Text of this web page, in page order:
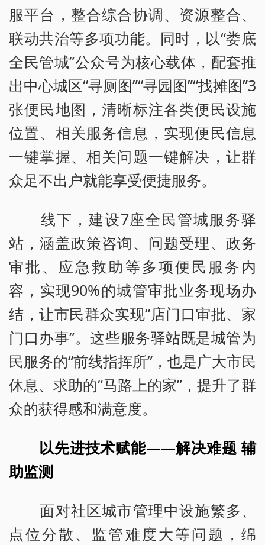
服平台，整合综合协调、资源整合、
联动共治等多项功能。同时，以“娄底
全民管城”公众号为核心载体，配套推
出中心城区“寻厕图”“寻园图”“找摊图”3
张便民地图，清晰标注各类便民设施
位置、相关服务信息，实现便民信息
一键掌握、相关问题一键解决，让群
众足不出户就能享受便捷服务。
线下，建设7座全民管城服务驿
站，涵盖政策咨询、问题受理、政务
审批、应急救助等多项便民服务内
容，实现90%的城管审批业务现场办
结，让市民群众实现“店门口审批、家
门口办事”。这些服务驿站既是城管为
民服务的“前线指挥所”，也是广大市民
休息、求助的“马路上的家”，提升了群
众的获得感和满意度。
以先进技术赋能——解决难题 辅
助监测
面对社区城市管理中设施繁多、
点位分散、监管难度大等问题，绵